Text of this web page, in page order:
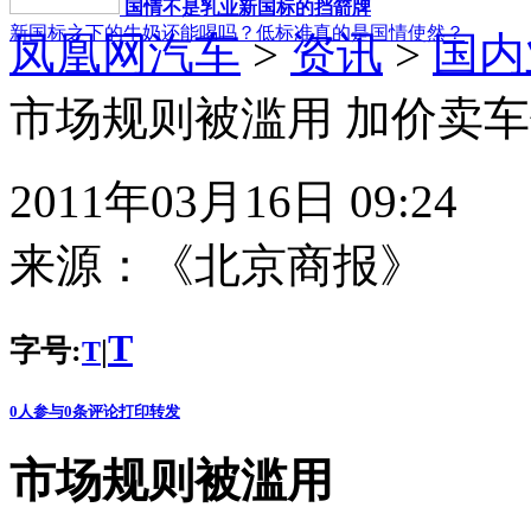
国情不是乳业新国标的挡箭牌
新国标之下的牛奶还能喝吗？低标准真的是国情使然？
凤凰网汽车>资讯>国
市场规则被滥用 加价卖
2011年03月16日 09:24
来源：
《北京商报》
字号:T|T
0 人参与0条评论打印转发
市场规则被滥用